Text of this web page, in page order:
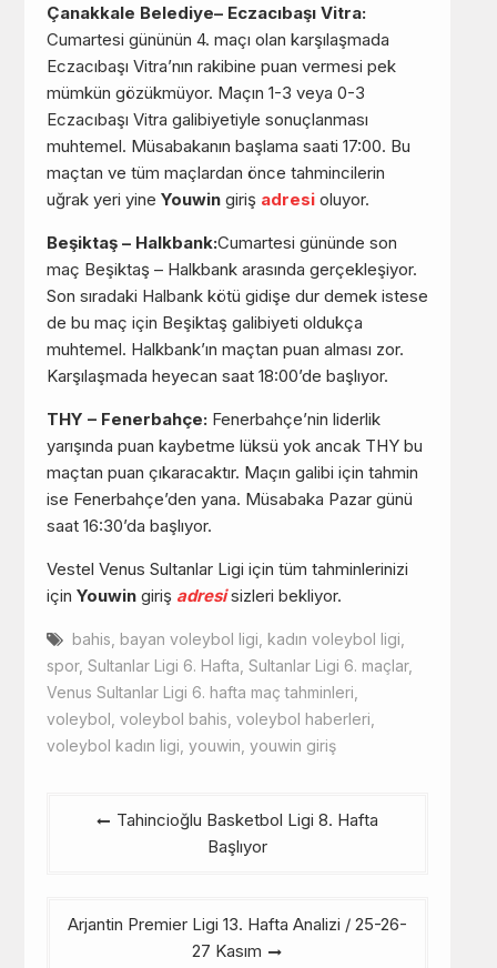
Çanakkale Belediye– Eczacıbaşı Vitra:
Cumartesi gününün 4. maçı olan karşılaşmada
Eczacıbaşı Vitra’nın rakibine puan vermesi pek
mümkün gözükmüyor. Maçın 1-3 veya 0-3
Eczacıbaşı Vitra galibiyetiyle sonuçlanması
muhtemel. Müsabakanın başlama saati 17:00. Bu
maçtan ve tüm maçlardan önce tahmincilerin
uğrak yeri yine Youwin giriş adresi oluyor.
Beşiktaş – Halkbank:Cumartesi gününde son
maç Beşiktaş – Halkbank arasında gerçekleşiyor.
Son sıradaki Halbank kötü gidişe dur demek istese
de bu maç için Beşiktaş galibiyeti oldukça
muhtemel. Halkbank’ın maçtan puan alması zor.
Karşılaşmada heyecan saat 18:00’de başlıyor.
THY – Fenerbahçe: Fenerbahçe’nin liderlik
yarışında puan kaybetme lüksü yok ancak THY bu
maçtan puan çıkaracaktır. Maçın galibi için tahmin
ise Fenerbahçe’den yana. Müsabaka Pazar günü
saat 16:30’da başlıyor.
Vestel Venus Sultanlar Ligi için tüm tahminlerinizi
için Youwin giriş adresisizleri bekliyor.
bahis bayan voleybol ligi kadın voleybol ligi
spor, Sultanlar Ligi 6. Hafta Sultanlar Ligi 6. maçlar,
Venus Sultanlar Ligi 6. hafta maç tahminleri
voleybol voleybol bahis voleybol haberleri
voleybol kadın ligi youwin youwin giriş
Tahincioğlu Basketbol Ligi 8. Hafta
Başlıyor
Arjantin Premier Ligi 13. Hafta Analizi / 25-26-
27 Kasım